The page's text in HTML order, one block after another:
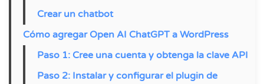
Crear un chatbot
Cómo agregar Open AI ChatGPT a WordPress
Paso 1: Cree una cuenta y obtenga la clave API
Paso 2: Instalar y configurar el plugin de